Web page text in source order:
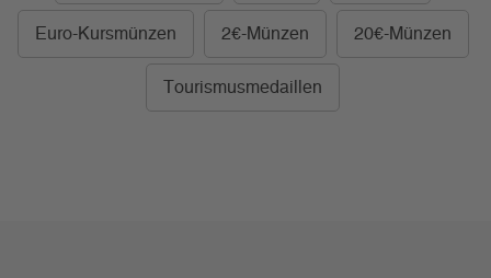
Euro-Kursmünzen 2€-Münzen 20€-Münzen
Tourismusmedaillen